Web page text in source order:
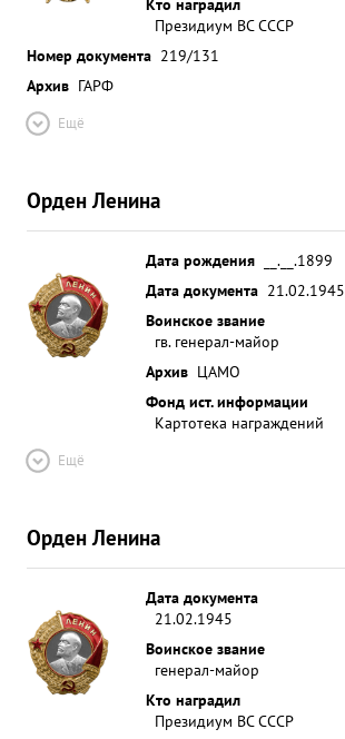
Президиум ВС СССР
Номер документа 219/131
Архив ГАРФ
Ещё
Орден Ленина
Дата рождения
__.__.1899
Дата документа 21.02.1945
Воинское звание
гв. генерал-майор
Архив ЦАМО
Фонд ист. информации
Картотека награждений
Ещё
Орден Ленина
Дата документа
21.02.1945
Воинское звание
генерал-майор
Кто наградил
Президиум ВС СССР